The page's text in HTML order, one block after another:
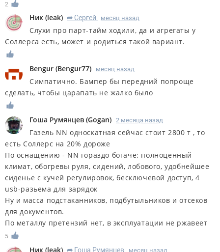
2
Ник (leak) R Сергей месяц назад
Слухи про парт-тайм ходили, да и агрегаты у
Соллерса есть, может и родиться такой вариант.
Bengur (Bengur77) месяц назад
Симпатично. Бампер бы передний попроще
сделать, чтобы царапать не жалко было
Гоша Румянцев (Gogan) 2 месяца назад
Газель NN односкатная сейчас стоит 2800 т , то
есть Соллерс на 20% дороже
По оснащению - NN гораздо богаче: полноценный
климат, обогревы руля, сидений, лобового, удобнейшее
сиденье с кучей регулировок, бесключевой доступ, 4
usb-разьема для зарядок
Ну и масса подстаканников, подбутыльников и отсеков
для документов.
По металлу претензий нет, в эксплуатации не ржавеет
5
Ник (leak) R Гоша Румянцев месяц назад